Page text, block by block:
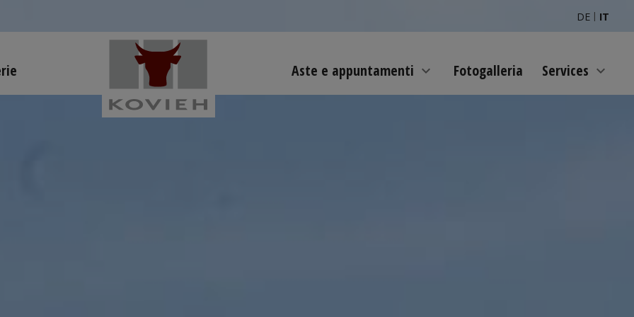
DE| IT
Aste e appuntamenti expand_more Fotogalleria Services expand_more